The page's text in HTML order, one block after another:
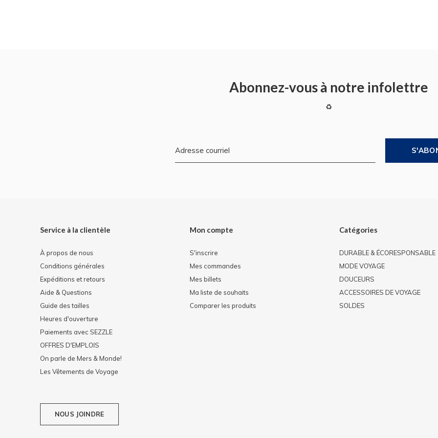
Abonnez-vous à notre infolettre
♻
Service à la clientèle
À propos de nous
Conditions générales
Expéditions et retours
Aide & Questions
Guide des tailles
Heures d'ouverture
Paiements avec SEZZLE
OFFRES D'EMPLOIS
On parle de Mers & Monde!
Les Vêtements de Voyage
Mon compte
S'inscrire
Mes commandes
Mes billets
Ma liste de souhaits
Comparer les produits
Catégories
DURABLE & ÉCORESPONSABLE
MODE VOYAGE
DOUCEURS
ACCESSOIRES DE VOYAGE
SOLDES
NOUS JOINDRE